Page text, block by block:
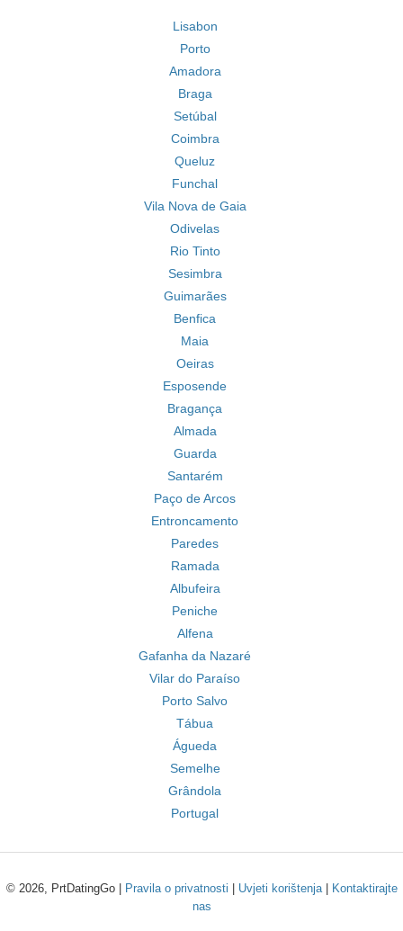
Lisabon
Porto
Amadora
Braga
Setúbal
Coimbra
Queluz
Funchal
Vila Nova de Gaia
Odivelas
Rio Tinto
Sesimbra
Guimarães
Benfica
Maia
Oeiras
Esposende
Bragança
Almada
Guarda
Santarém
Paço de Arcos
Entroncamento
Paredes
Ramada
Albufeira
Peniche
Alfena
Gafanha da Nazaré
Vilar do Paraíso
Porto Salvo
Tábua
Águeda
Semelhe
Grândola
Portugal
© 2026, PrtDatingGo | Pravila o privatnosti Uvjeti korištenja|
Kontaktirajte
nas